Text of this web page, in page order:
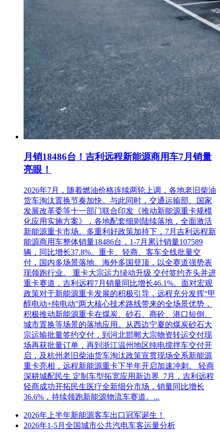
月销18486台！吉利远程新能源商用车7月销量
亮眼！
2026年7月，随着燃油价格连续两轮上调，各地老旧柴油
货车淘汰置换节奏加快。与此同时，交通运输部、国家
发展改革委等十一部门联合印发《推动新能源重卡规模
化应用实施方案》，各地配套细则陆续落地，全面激活
新能源重卡市场。多重利好政策加持下，7月吉利远程新
能源商用车整体销量18486台，1-7月累计销量107589
辆，同比增长37.8%。重卡、轻商、客车全线批量交
付，国内多场景落地、海外多国登顶，以全赛道强势表
现领跑行业。 重卡大宗运力绿动升级 交付签约齐头并进
重卡赛道，吉利远程7月销量同比增长46.1%。面对宏观
政策对于新能源重卡发展的积极引导，远程充分发挥“甲
醇电动+纯电动”两大核心技术路线带来的全场景优势，
积极推动新能源重卡在煤炭、砂石、商砼、港口短倒、
城市置换等场景的落地应用。从西边宁夏的煤炭砂石大
宗运输批量签约交付，到河北邯郸大宗物资转运交付现
场再获批量订单，再到浙江温州地区纯电搅拌车交付开
启，及杭州老旧柴油货车淘汰政策宣贯现场全系新能源
重卡亮相，远程新能源重卡下半年开启加速冲刺。 轻商
深耕城配民生 定制车型拓宽应用新边界 7月，吉利远程
轻商成功开拓民生医疗全新细分市场，销量同比增长
36.6%，持续领跑新能源物流车赛道。...
2026年上半年新能源客车出口冠军诞生！
2026年1-5月全国城市公共汽电车客运量分析